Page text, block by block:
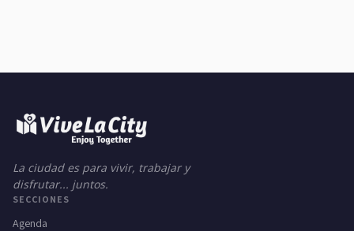
La ciudad es para vivir, trabajar y
disfrutar... juntos.
SECCIONES
Agenda